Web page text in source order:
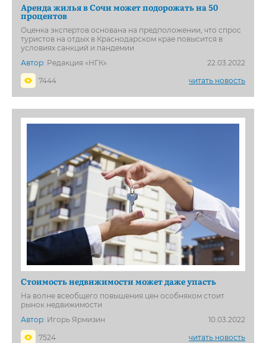
Аренда жилья в Сочи может подорожать на 50
процентов
Оценка экспертов основана на предположении, что спрос
туристов на отдых в Краснодарском крае повысится в
условиях санкций и пандемии
Автор: Редакция «НГК»
22.03.2022
7444
читать новость
Стоимость недвижимости может даже упасть
На волне всеобщего повышения цен особняком стоит
рынок недвижимости
Автор: Игорь Ярмизин
10.03.2022
7524
читать новость